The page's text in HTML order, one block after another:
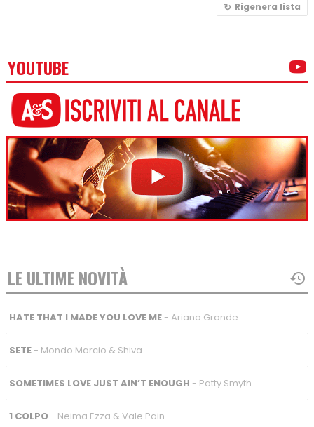
Rigenera lista
YOUTUBE
LE ULTIME NOVITÀ
HATE THAT I MADE YOU LOVE ME- Ariana Grande
SETE- Mondo Marcio & Shiva
SOMETIMES LOVE JUST AIN’T ENOUGH - Patty Smyth
1 COLPO- Neima Ezza & Vale Pain